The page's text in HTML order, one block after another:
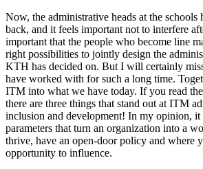
Now, the administrative heads at the schools
back, and it feels important not to interfere
important that the people who become line
right possibilities to jointly design the
KTH has decided on. But I will certainly
have worked with for such a long time.
ITM into what we have today. If you read
there are three things that stand out at ITM
inclusion and development! In my opinion, it
parameters that turn an organization into a
thrive, have an open-door policy and where
opportunity to influence.